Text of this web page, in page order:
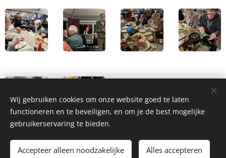
Wij gebruiken cookies om onze website goed te laten
functioneren en te beveiligen, en om je de best mogelijke
gebruikerservaring te bieden.
Accepteer alleen noodzakelijke Alles accepteren